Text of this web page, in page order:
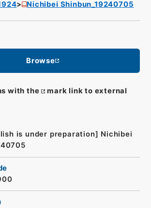
Nichibei Shinbun_19240705
Browse
with the
mark link to external
is under preparation] Nichibei